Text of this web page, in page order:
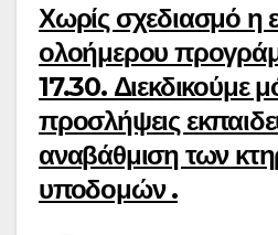
Χωρίς σχεδιασμό η
ολοήμερου
17.30. Διεκδικούμε
προσλήψεις
αναβάθμιση των
υποδομών .